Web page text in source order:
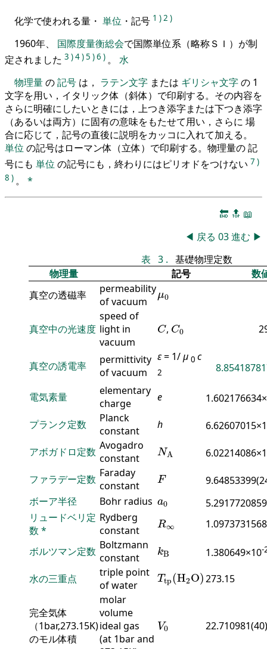
化学で使われる量・ 単位 ・記号 1 )2 )
1960年、 国際度量衡総会で国際単位系（略称ＳＩ）が制
定されました 3 )4)5 )6 ) 。 水
物理量の記号 は， ラテン文字 または ギリシャ文字の 1
文字を用い，イタリック体（斜体）で印刷する。その内容を
さらに明確にしたいときには，上つき添字または下つき添字
（あるいは両方）に固有の意味をもたせて用い，さらに 場
合に応じて，記号の直後に説明をカッコに入れて加える。
単位の記号はローマン体（立体）で印刷する。物理量の 記
号にも 単位の記号にも，終わりにはピリオドをつけない 7 )
8 ) 。 *
🔚 🔝 📖
◀ 戻る 03進む ▶
表 3 . 基礎物理定数
物理量
記号
数
真空の透磁率
permeability
of vacuum
μ0
μ0
真空中の光速度
speed of
light in
vacuum
C
C, C0
C0
真空の誘電率
permittivity
of vacuum
ε= 1/μ 0 c
2
電気素量
elementary
charge
e
プランク定数
Planck
constant
h
アボガドロ定数 Avogadro
constant
NA
NA
ファラデー定数 Faraday
constant
F
F
ボーア半径
Bohr radius a0
a0
リュードベリ定
数 *
Rydberg
constant
R∞
R∞
ボルツマン定数 Boltzmann
constant
kB
k 1.380649×10-
水の三重点
triple point
of water
Ttp(H2O)
Ttp(H 2O)273.15
完全気体
（1bar,273.15K)
のモル体積
molar
volume
ideal gas
(at 1bar and
V0
V0 22.710981(40)